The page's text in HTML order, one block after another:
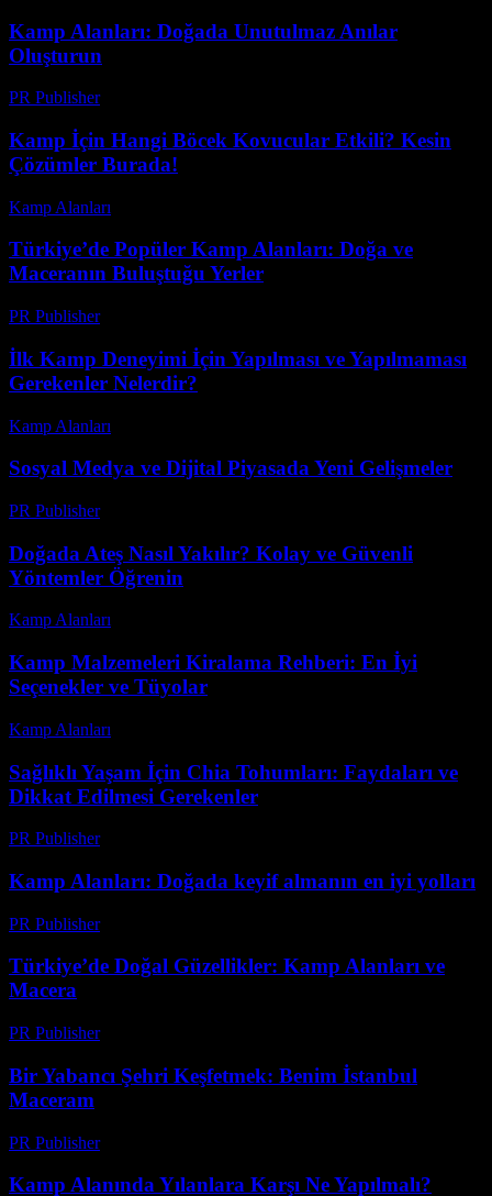
Kamp Alanları: Doğada Unutulmaz Anılar
Oluşturun
PR Publisher-
Kamp İçin Hangi Böcek Kovucular Etkili? Kesin
Çözümler Burada!
Kamp Alanları
Türkiye’de Popüler Kamp Alanları: Doğa ve
Maceranın Buluştuğu Yerler
PR Publisher-
İlk Kamp Deneyimi İçin Yapılması ve Yapılmaması
Gerekenler Nelerdir?
Kamp Alanları
Sosyal Medya ve Dijital Piyasada Yeni Gelişmeler
PR Publisher-
Doğada Ateş Nasıl Yakılır? Kolay ve Güvenli
Yöntemler Öğrenin
Kamp Alanları
Kamp Malzemeleri Kiralama Rehberi: En İyi
Seçenekler ve Tüyolar
Kamp Alanları
Sağlıklı Yaşam İçin Chia Tohumları: Faydaları ve
Dikkat Edilmesi Gerekenler
PR Publisher-
Kamp Alanları: Doğada keyif almanın en iyi yolları
PR Publisher-
Türkiye’de Doğal Güzellikler: Kamp Alanları ve
Macera
PR Publisher-
Bir Yabancı Şehri Keşfetmek: Benim İstanbul
Maceram
PR Publisher-
Kamp Alanında Yılanlara Karşı Ne Yapılmalı?